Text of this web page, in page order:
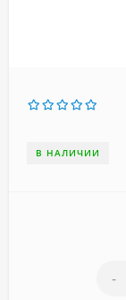
В НАЛИЧИИ
-